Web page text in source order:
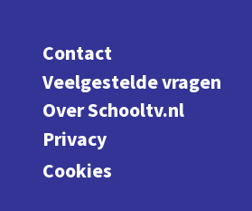
Contact
Veelgestelde vragen
Over Schooltv.nl
Privacy
Cookies